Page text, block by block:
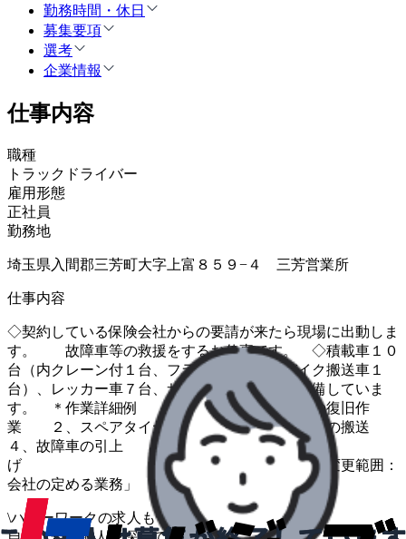
勤務時間・休日
募集要項
選考
企業情報
仕事内容
職種
トラックドライバー
雇用形態
正社員
勤務地
埼玉県入間郡三芳町大字上富８５９−４ 三芳営業所
仕事内容
◇契約している保険会社からの要請が来たら現場に出動しま
す。 故障車等の救援をするお仕事です。 ◇積載車１０
台（内クレーン付１台、フラトップ７台、バイク搬送車１
台）、レッカー車７台、サービスカー５台を配備していま
す。 ＊作業詳細例 １、バッテリー上がりの復旧作
業 ２、スペアタイヤ交換作業 ３、故障車の搬送
４、故障車の引上
げ 「変更範囲：
会社の定める業務」
\ハローワークの求人も一括管理